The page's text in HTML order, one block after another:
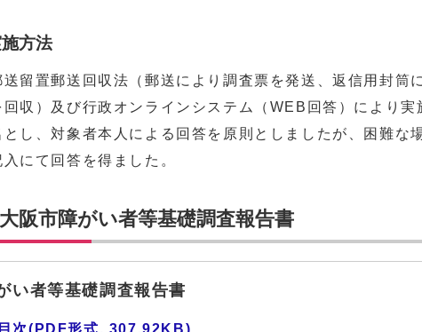
方法
留置郵送回収法（郵送により調査票を発送、返信用封筒
回収）及び行政オンラインシステム（WEB回答）により実
とし、対象者本人による回答を原則としましたが、困難な
にて回答を得ました。
阪市障がい者等基礎調査報告書
い者等基礎調査報告書
次(PDF形式, 307.92KB)